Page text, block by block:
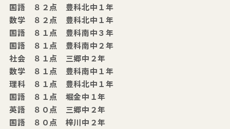
国語 ８２点 豊科北中１年
数学 ８２点 豊科北中１年
国語 ８１点 豊科南中３年
国語 ８１点 豊科南中２年
社会 ８１点 三郷中２年
数学 ８１点 豊科南中１年
理科 ８１点 豊科北中１年
国語 ８１点 堀金中１年
英語 ８０点 三郷中２年
国語 ８０点 梓川中２年